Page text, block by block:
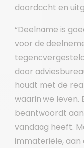
doordacht en
“Deelname is
voor de
door
houdt met de
waarin we leven.
beantwoordt
vandaag heeft.
immateriële, aan